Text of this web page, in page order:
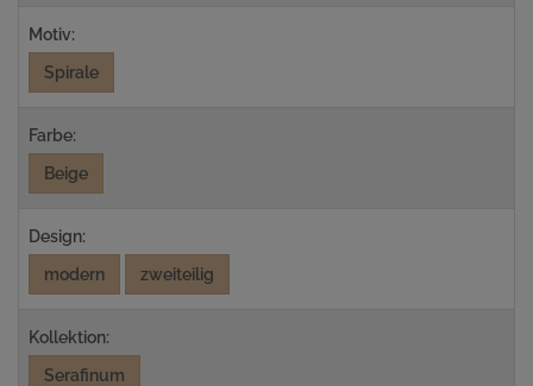
Motiv:
Spirale
Farbe:
Beige
Design:
modern
zweiteilig
Kollektion:
Serafinum